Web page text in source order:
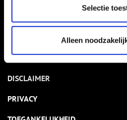
Selectie
Alleen
NIEUWSBRIEF
DISCLAIMER
PRIVACY